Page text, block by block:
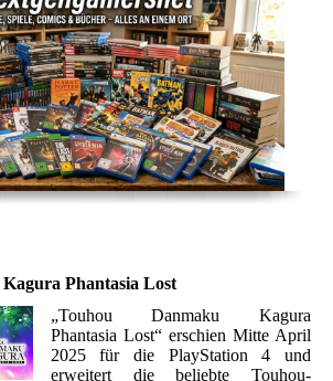
Phantasia Lost
„Touhou Danmaku Kagura
Phantasia Lost“ erschien Mitte April
2025 für die PlayStation 4 und
erweitert die beliebte Touhou-